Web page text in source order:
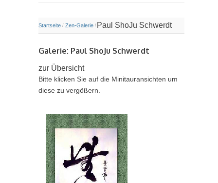
Startseite / Zen-Galerie / Paul ShoJu Schwerdt
Galerie: Paul ShoJu Schwerdt
zur Übersicht
Bitte klicken Sie auf die Minitauransichten um
diese zu vergößern.